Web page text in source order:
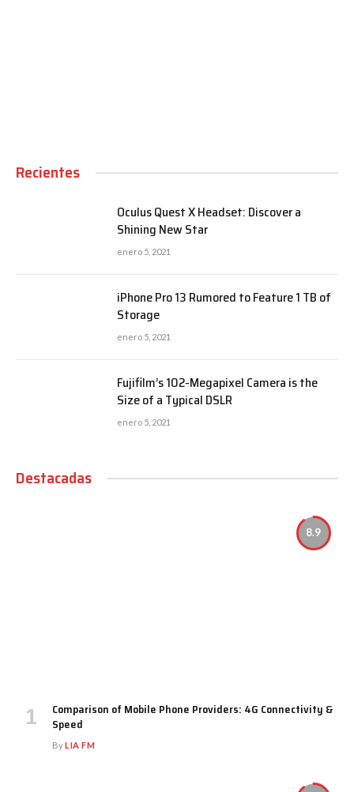
Recientes
Oculus Quest X Headset: Discover a
Shining New Star
enero 5, 2021
iPhone Pro 13 Rumored to Feature 1 TB of
Storage
enero 5, 2021
Fujifilm’s 102-Megapixel Camera is the
Size of a Typical DSLR
enero 5, 2021
Destacadas
8.9
Comparison of Mobile Phone Providers: 4G Connectivity &
Speed
ByLIA FM